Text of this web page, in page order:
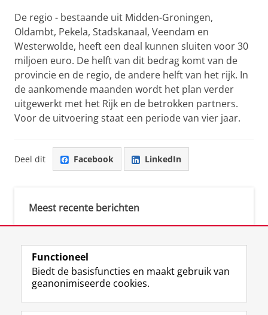
De regio - bestaande uit Midden-Groningen,
Oldambt, Pekela, Stadskanaal, Veendam en
Westerwolde, heeft een deal kunnen sluiten voor 30
miljoen euro. De helft van dit bedrag komt van de
provincie en de regio, de andere helft van het rijk. In
de aankomende maanden wordt het plan verder
uitgewerkt met het Rijk en de betrokken partners.
Voor de uitvoering staat een periode van vier jaar.
Deel dit Facebook LinkedIn
Meest recente berichten
Meest gebruikte tags
justice (1)
Resilience (1)
Functioneel
Biedt de basisfuncties en maakt gebruik van
geanonimiseerde cookies.